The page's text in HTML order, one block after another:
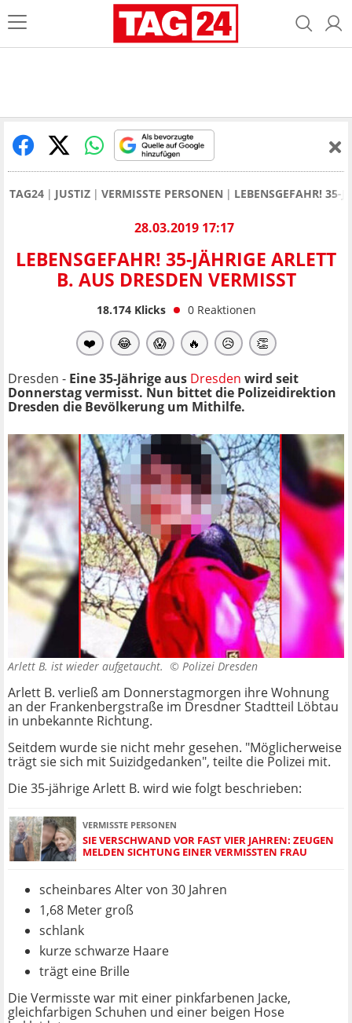
TAG24 JUSTIZ VERMISSTE PERSONEN LEBENSGEFAHR! 35-
28.03.2019 17:17
LEBENSGEFAHR! 35-JÄHRIGE ARLETT
B. AUS DRESDEN VERMISST
18.174Klicks 0 Reaktionen
❤️ 😂 😱 🔥 😥 👏
Dresden - Eine 35-Jährige aus Dresden wird seit
Donnerstag vermisst. Nun bittet die Polizeidirektion
Dresden die Bevölkerung um Mithilfe.
Arlett B. ist wieder aufgetaucht. © Polizei Dresden
Arlett B. verließ am Donnerstagmorgen ihre Wohnung
an der Frankenbergstraße im Dresdner Stadtteil Löbtau
in unbekannte Richtung.
Seitdem wurde sie nicht mehr gesehen. "Möglicherweise
trägt sie sich mit Suizidgedanken", teilte die Polizei mit.
Die 35-jährige Arlett B. wird wie folgt beschrieben:
VERMISSTE PERSONEN
SIE VERSCHWAND VOR FAST VIER JAHREN: ZEUGEN
MELDEN SICHTUNG EINER VERMISSTEN FRAU
scheinbares Alter von 30 Jahren
1,68 Meter groß
schlank
kurze schwarze Haare
trägt eine Brille
Die Vermisste war mit einer pinkfarbenen Jacke,
gleichfarbigen Schuhen und einer beigen Hose